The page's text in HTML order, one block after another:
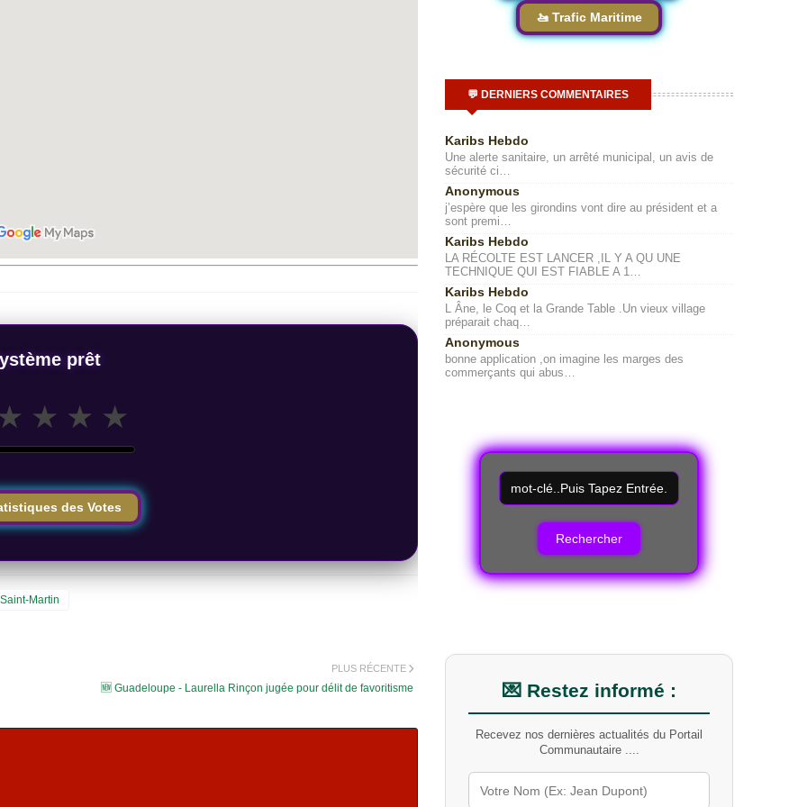
prêt
★ ★ ★
des Votes
Saint-Martin
PLUS RÉCENTE
🆕 Guadeloupe - Laurella Rinçon jugée pour délit de favoritisme
🚤 Trafic Maritime
💬 DERNIERS COMMENTAIRES
Karibs Hebdo
Une alerte sanitaire, un arrêté municipal, un avis de
sécurité ci…
Anonymous
j’espère que les girondins vont dire au président et a
sont premi…
Karibs Hebdo
LA RÉCOLTE EST LANCER ,IL Y A QU UNE
TECHNIQUE QUI EST FIABLE A 1…
Karibs Hebdo
L Âne, le Coq et la Grande Table .Un vieux village
préparait chaq…
Anonymous
bonne application ,on imagine les marges des
commerçants qui abus…
R
e
c
m
o
t
-
l
é
💌 Restez informé :
Recevez nos dernières actualités du Portail
Communautaire ....